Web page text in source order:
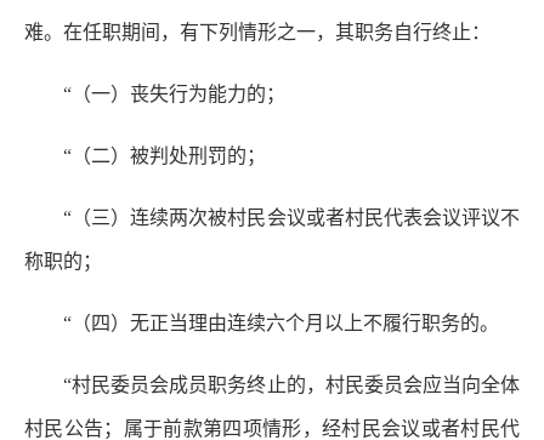
难。在任职期间，有下列情形之一，其职务自行终止：
“（一）丧失行为能力的；
“（二）被判处刑罚的；
“（三）连续两次被村民会议或者村民代表会议评议不
称职的；
“（四）无正当理由连续六个月以上不履行职务的。
“村民委员会成员职务终止的，村民委员会应当向全体
村民公告；属于前款第四项情形，经村民会议或者村民代